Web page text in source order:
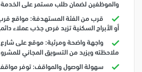
والموظفين لضمان طلب مستمر على
قرب من الفئة المستهدفة: مواقع قرب
أو الأبراج السكنية تزيد فرص جذب عملاء
واجهة واضحة ومرئية: موقع على
ملاحظته ويزيد من التسويق المجاني
سهولة الوصول والمواقف: توفر